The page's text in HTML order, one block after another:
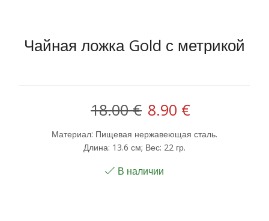
Чайная ложка Gold с метрикой
18.00€ Первоначальная
цена
составляла
18.00 €.
8.90 €Текущая
цена:
Материал: Пищевая нержавеющая сталь.
Длина: 13.6 см; Вес: 22 гр.
В наличии